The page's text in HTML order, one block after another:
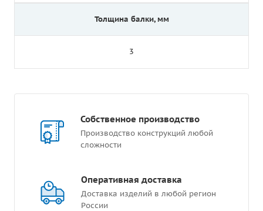
Толщина балки, мм
3
Собственное производство
Производство конструкций любой
сложности
Оперативная доставка
Доставка изделий в любой регион
России